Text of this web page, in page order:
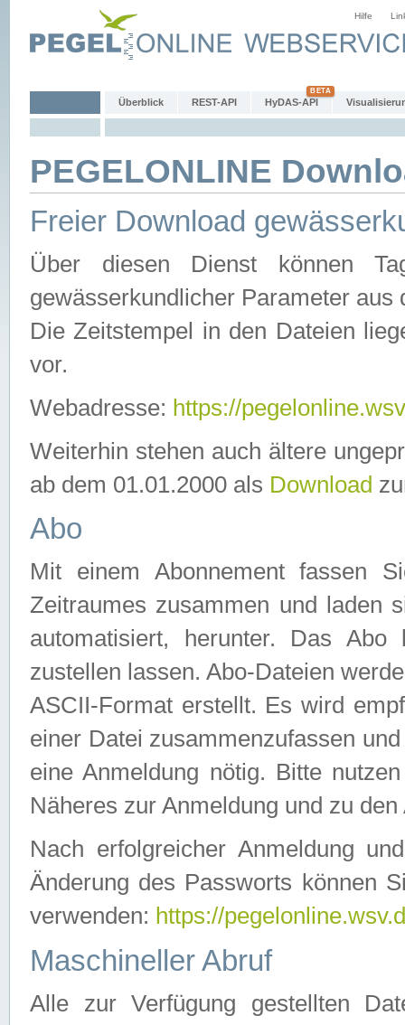
Hilfe
Überblick REST-API HyDAS-API
PEGELONLINE
Freier Download
Über diesen Dienst können
gewässerkundlicher Parameter aus
Die Zeitstempel in den Dateien
vor.
Webadresse: https://
Weiterhin stehen auch ältere
ab dem 01.01.2000 als Download
Abo
Mit einem Abonnement fassen
Zeitraumes zusammen und laden
automatisiert, herunter. Das
zustellen lassen. Abo-Dateien
ASCII-Format erstellt. Es wird
einer Datei zusammenzufassen
eine Anmeldung nötig. Bitte
Näheres zur Anmeldung und zu
Nach erfolgreicher Anmeldung
Änderung des Passworts können
verwenden: https://
Maschineller Abruf
Alle zur Verfügung gestellten